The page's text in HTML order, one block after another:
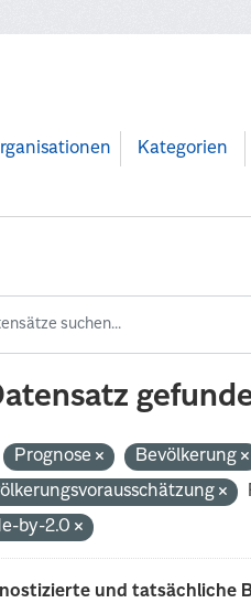
Kategorien
Prognose
Bevölkerung
by-2.0
und tatsächliche